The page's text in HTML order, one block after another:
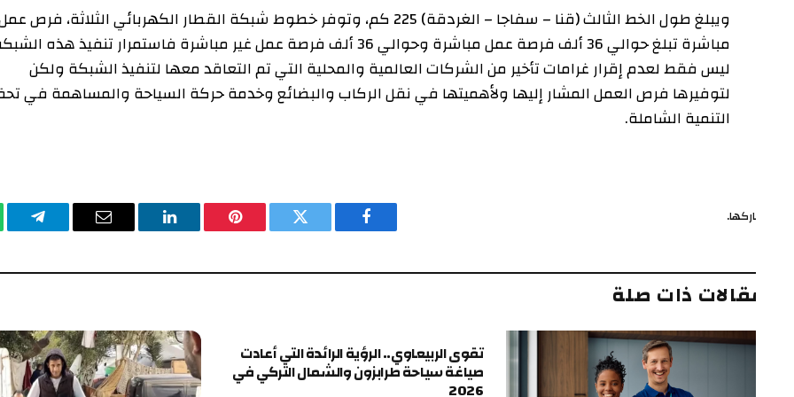
ويبلغ طول الخط الثالث (قنا – سفاجا – الغردقة) 225 كم، وتوفر خطوط شبكة القطار الكهربائي الثلاثة، فرص عمل
مباشرة تبلغ حوالي 36 ألف فرصة عمل مباشرة وحوالي 36 ألف فرصة عمل غير مباشرة فاستمرار تنفيذ هذه الشبكة
ليس فقط لعدم إقرار غرامات تأخير من الشركات العالمية والمحلية التي تم التعاقد معها لتنفيذ الشبكة ولكن
لتوفيرها فرص العمل المشار إليها ولأهميتها في نقل الركاب والبضائع وخدمة حركة السياحة والمساهمة في تحقيق
التنمية الشاملة.
فيسبوكتويتر بينتيريستلينكدإن البريد
تيلقرام
ذات صلة
تقوى الربيعاوي.. الرؤية الرائدة التي أعادت
صياغة سياحة طرابزون والشمال التركي في